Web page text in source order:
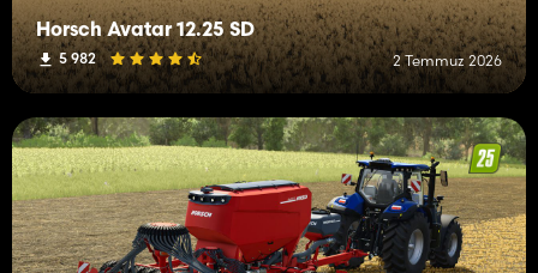
Horsch Avatar 12.25 SD
5 982 2 Temmuz 2026